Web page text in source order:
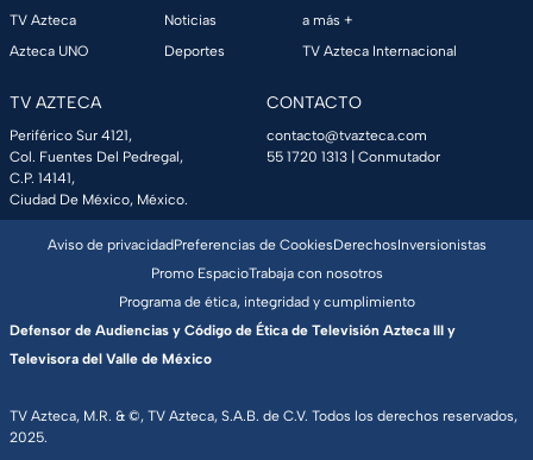
TV Azteca
Azteca UNO
Noticias
Deportes
a más +
TV Azteca Internacional
TV AZTECA
Periférico Sur 4121,
Col. Fuentes Del Pedregal,
C.P. 14141,
Ciudad De México, México.
CONTACTO
contacto@tvazteca.com
55 1720 1313 | Conmutador
TV Azteca, M.R. & ©, TV Azteca, S.A.B. de C.V. Todos los derechos reservados,
2025.
Aviso de privacidadPreferencias de CookiesDerechosInversionistas
Promo EspacioTrabaja con nosotros
Programa de ética, integridad y cumplimiento
Defensor de Audiencias y Código de Ética de Televisión Azteca III y
Televisora del Valle de México